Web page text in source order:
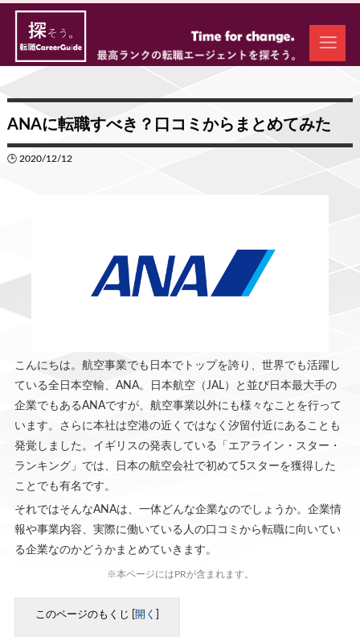
ANAに転職すべき？口コミからまとめてみた
🕒 2020/12/12
こんにちは。航空事業でも日本でトップを誇り、世界でも活躍し
ている全日本空輸、ANA。日本航空（JAL）と並び日本最大手の
企業でもあるANAですが、航空事業以外にも様々なことを行って
います。さらに本社は空港の近くではなく汐留付近にあることも
発覚しました。イギリスの発表している「エアライン・スター・
ランキング」では、日本の航空会社で初めて5スターを獲得した
ことでも有名です。
それではそんなANAは、一体どんな企業なのでしょうか。企業情
報や事業内容、実際に働いている人の口コミから転職に向いてい
る企業なのかどうかまとめていきます。
※本ページにはPRが含まれます。
このページのもくじ 開く